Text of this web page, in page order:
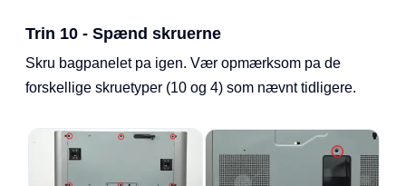
Trin 10 - Spænd skruerne
Skru bagpanelet pa igen. Vær opmærksom pa de
forskellige skruetyper (10 og 4) som nævnt tidligere.